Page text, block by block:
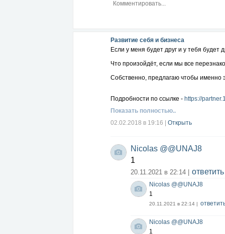
Развитие себя и бизнеса
Если у меня будет друг и у тебя будет
Что произойдёт, если мы все
Собственно, предлагаю чтобы именно
Подробности по ссылке - https://
Показать полностью..
02.02.2018 в 19:16
Открыть
Nicolas @@UNAJ8
1
20.11.2021 в 22:14 | ответить
Nicolas @@UNAJ8
1
20.11.2021 в 22:14 |
Nicolas @@UNAJ8
1